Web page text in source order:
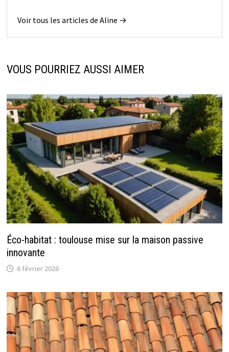
Voir tous les articles de Aline →
VOUS POURRIEZ AUSSI AIMER
Éco-habitat : toulouse mise sur la maison passive
innovante
6 février 2026